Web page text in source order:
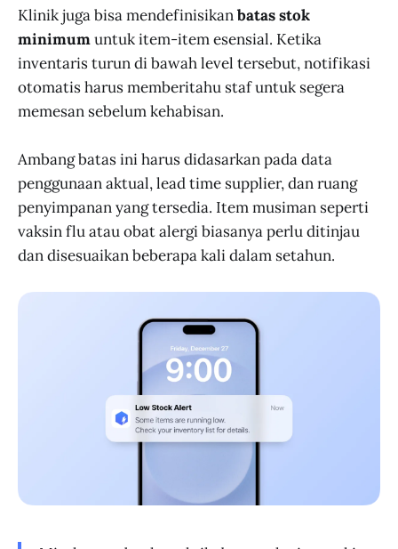
Klinik juga bisa mendefinisikanbatas stok
minimumuntuk item-item esensial. Ketika
inventaris turun di bawah level tersebut, notifikasi
otomatis harus memberitahu staf untuk segera
memesan sebelum kehabisan.
Ambang batas ini harus didasarkan pada data
penggunaan aktual, lead time supplier, dan ruang
penyimpanan yang tersedia. Item musiman seperti
vaksin flu atau obat alergi biasanya perlu ditinjau
dan disesuaikan beberapa kali dalam setahun.